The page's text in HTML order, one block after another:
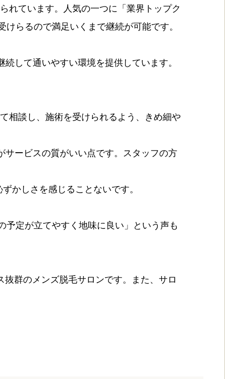
れています。人気の一つに「業界トップク
らるので満足いくまで継続が可能です。
して通いやすい環境を提供しています。
相談し、施術を受けられるよう、きめ細や
ービスの質がいい点です。スタッフの方
かしさを感じることないです。
予定が立てやすく地味に良い」という声も
群のメンズ脱毛サロンです。また、サロ